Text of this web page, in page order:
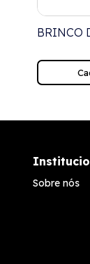
BRINCO
Sobre nós